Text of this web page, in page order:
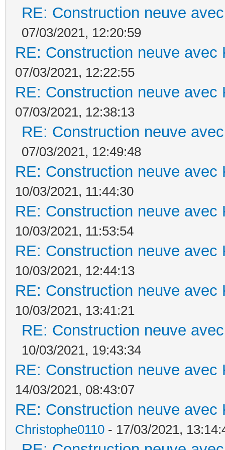
RE: Construction neuve
07/03/2021, 12:20:59
RE: Construction neuve avec
07/03/2021, 12:22:55
RE: Construction neuve avec
07/03/2021, 12:38:13
RE: Construction neuve
07/03/2021, 12:49:48
RE: Construction neuve avec
10/03/2021, 11:44:30
RE: Construction neuve avec
10/03/2021, 11:53:54
RE: Construction neuve avec
10/03/2021, 12:44:13
RE: Construction neuve avec
10/03/2021, 13:41:21
RE: Construction neuve
10/03/2021, 19:43:34
RE: Construction neuve avec
14/03/2021, 08:43:07
RE: Construction neuve avec
Christophe0110 - 17/03/2021,